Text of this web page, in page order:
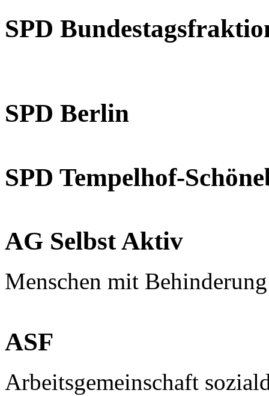
SPD
SPD Berlin
SPD Tempelhof-
AG Selbst Aktiv
Menschen mit
ASF
Arbeitsgemeinschaft